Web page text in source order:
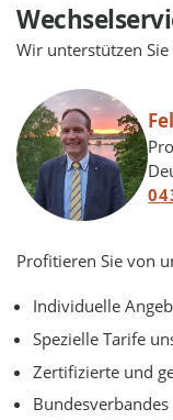
Wir unterstützen
Profitieren Sie von
Individuelle
Spezielle Tarife
Zertifizierte und